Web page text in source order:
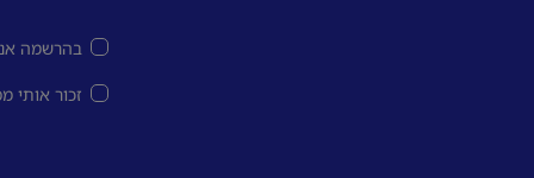
בהרשמה
זכור אותי